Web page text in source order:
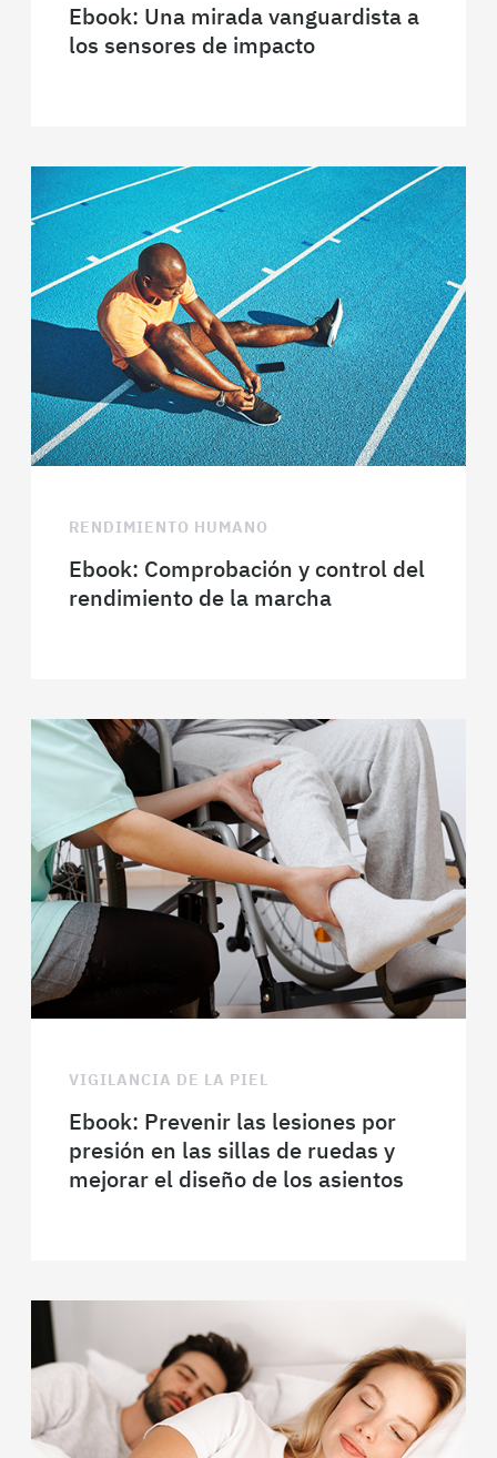
Ebook: Una mirada vanguardista a
los sensores de impacto
RENDIMIENTO HUMANO
Ebook: Comprobación y control del
rendimiento de la marcha
VIGILANCIA DE LA PIEL
Ebook: Prevenir las lesiones por
presión en las sillas de ruedas y
mejorar el diseño de los asientos